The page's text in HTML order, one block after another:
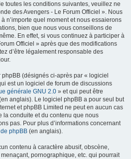
toutes les conditions suivantes, veuillez ne
des Avengers - Le Forum Officiel ». Nous
n’importe quel moment et nous essaierons
bien que nous vous conseillons de
En effet, si vous continuez à participer à
Officiel » après que des modifications
d’être légalement responsable des
(désignés ci-après par « logiciel
est un logiciel de forum de discussions
générale GNU 2.0 » et qui peut être
anglais). Le logiciel phpBB a pour seul but
et phpBB Limited ne peut en aucun cas
la conduite et du contenu que nous
pas. Pour plus d’informations concernant
de phpBB (en anglais).
contenu à caractère abusif, obscène,
pornographique, etc. qui pourrait